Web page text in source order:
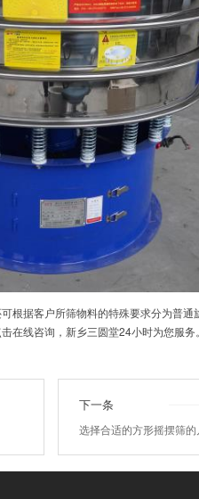
根据客户所筛物料的特殊要求分为普
在线咨询，新乡三圆堂24小时为您服务。
下一条
选择合适的方形摇摆筛的